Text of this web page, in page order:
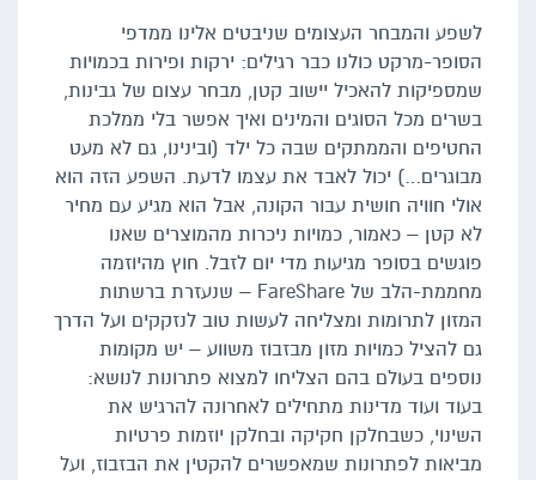
לשפע והמבחר העצומים שניבטים אלינו ממדפי
הסופר-מרקט כולנו כבר רגילים: ירקות ופירות בכמויות
שמספיקות להאכיל יישוב קטן, מבחר עצום של גבינות,
בשרים מכל הסוגים והמינים ואיך אפשר בלי ממלכת
החטיפים והממתקים שבה כל ילד (ובינינו, גם לא מעט
מבוגרים…) יכול לאבד את עצמו לדעת. השפע הזה הוא
אולי חוויה חושית עבור הקונה, אבל הוא מגיע עם מחיר
לא קטן – כאמור, כמויות ניכרות מהמוצרים שאנו
פוגשים בסופר מגיעות מדי יום לזבל. חוץ מהיוזמה
מחממת-הלב של FareShare – שנעזרת ברשתות
המזון לתרומות ומצליחה לעשות טוב לנזקקים ועל הדרך
גם להציל כמויות מזון מבזבוז משווע – יש מקומות
נוספים בעולם בהם הצליחו למצוא פתרונות לנושא:
בעוד ועוד מדינות מתחילים לאחרונה להרגיש את
השינוי, כשבחלקן חקיקה ובחלקן יוזמות פרטיות
מביאות לפתרונות שמאפשרים להקטין את הבזבוז, ועל